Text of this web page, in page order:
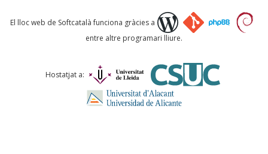
Què proposeu?
Comentari *
El lloc web de Softcatalà funciona gràcies a
entre altre programari lliure.
Hostatjat a: